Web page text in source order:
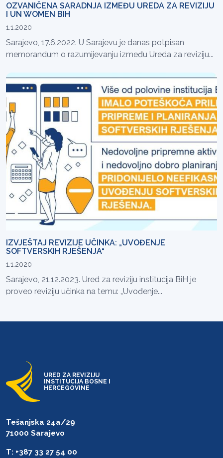
OZVANIČENA SARADNJA IZMEĐU UREDA ZA REVIZIJU
I UN WOMEN BIH
1.1.2020
Sarajevo, 17.6.2022. U Sarajevu je danas potpisan
memorandum o razumijevanju između Ureda za reviziju...
IZVJEŠTAJ REVIZIJE UČINKA: „UVOĐENJE
SOFTVERSKIH RJEŠENJA“
1.1.2020
Sarajevo, 21.12.2023. Ured za reviziju institucija BiH je
proveo reviziju učinka na temu: „Uvođenje...
URED ZA REVIZIJU
INSTITUCIJA BOSNE I
HERCEGOVINE
Tešanjska 24a/29
71000 Sarajevo
T: +387 33 27 54 00